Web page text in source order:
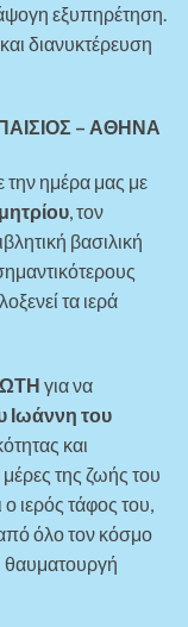
εξυπηρέτηση.
διανυκτέρευση
– ΑΘΗΝΑ
την ημέρα μας με
, τον
βασιλική
τα ιερά
για να
Ιωάννη του
και
της ζωής του
ο ιερός τάφος του,
όλο τον κόσμο
θαυματουργή